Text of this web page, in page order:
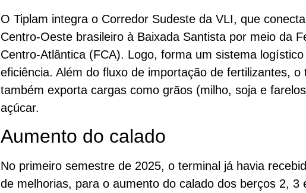
O Tiplam integra o Corredor Sudeste da VLI, que
Centro-Oeste brasileiro à Baixada Santista por meio da
Centro-Atlântica (FCA). Logo, forma um sistema
eficiência. Além do fluxo de importação de fertilizantes, o
também exporta cargas como grãos (milho, soja e
açúcar.
Aumento do calado
No primeiro semestre de 2025, o terminal já havia
de melhorias, para o aumento do calado dos berços 2, 3